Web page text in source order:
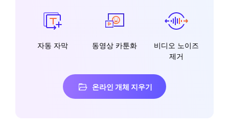
자동 자막 동영상 카툰화
비디오 노이즈
제거
온라인 개체 지우기